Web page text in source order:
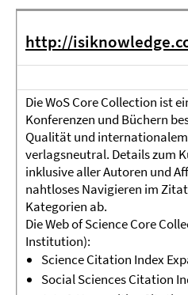
http://
Die WoS Core Collection ist
Konferenzen und Büchern
Qualität und internationalem
verlagsneutral. Details zum
inklusive aller Autoren und
nahtloses Navigieren im
Kategorien ab.
Die Web of Science Core
Institution):
Science Citation Index
Social Sciences Citation